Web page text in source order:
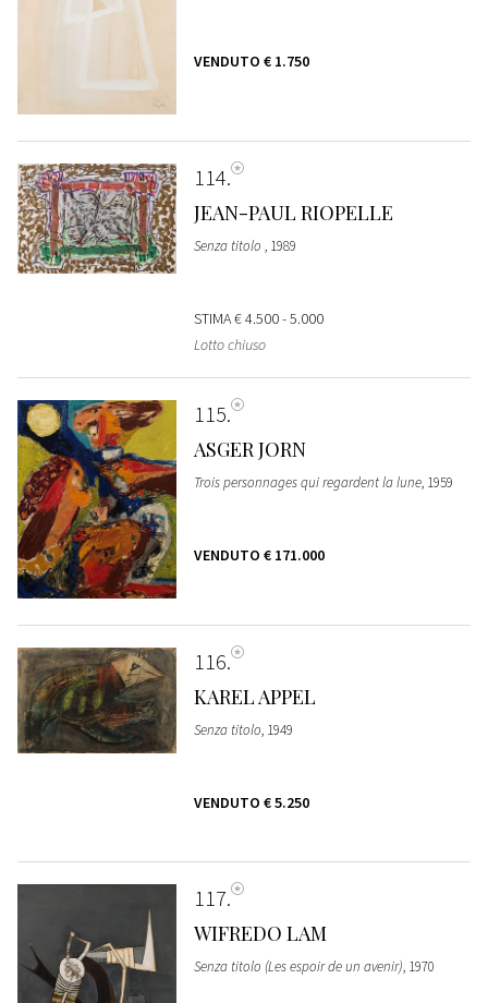
VENDUTO € 1.750
114
JEAN-PAUL RIOPELLE
Senza titolo , 1989
STIMA€ 4.500 - 5.000
Lotto chiuso
115
ASGER JORN
Trois personnages qui regardent la lune, 1959
VENDUTO € 171.000
116
KAREL APPEL
Senza titolo, 1949
VENDUTO € 5.250
117
WIFREDO LAM
Senza titolo (Les espoir de un avenir), 1970